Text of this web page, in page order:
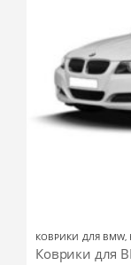
КОВРИКИ ДЛЯ BMW,
Коврики для